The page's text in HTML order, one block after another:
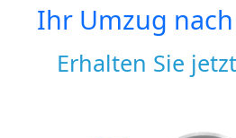
Ihr Umzug nach
Erhalten Sie